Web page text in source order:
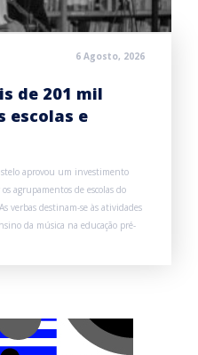
6 Agosto, 2026
de 201 mil
escolas e
aprovou um investimento
agrupamentos de escolas do
verbas destinam-se às atividades
da música na educação pré-